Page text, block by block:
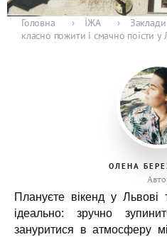
Головна › ЇЖА ›
класно пожити і смачно поїсти у
ОЛЕНА
Плануєте вікенд у
ідеально: зручно
зануритися в атмосферу